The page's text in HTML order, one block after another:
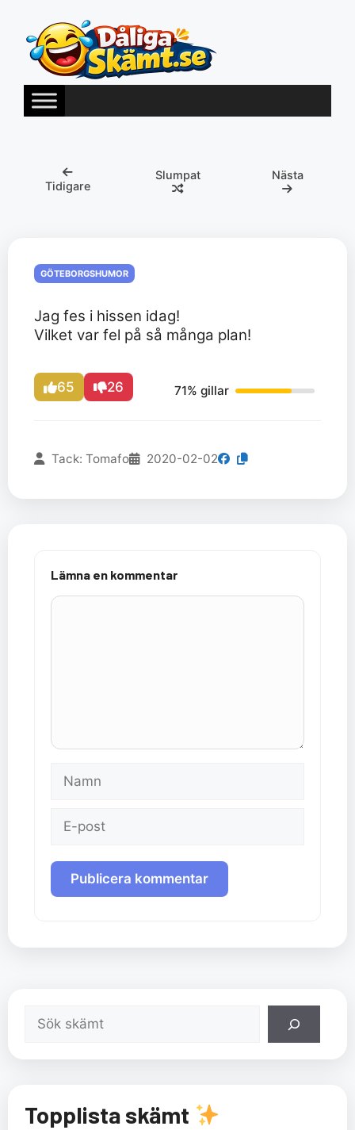
innehåll
Tidigare
Slumpat Nästa
GÖTEBORGSHUMOR
Jag fes i hissen idag!
Vilket var fel på så många plan!
65 26 71% gillar
Tack: Tomafo 2020-02-02
Lämna en kommentar
Kommentar
Namn
Sök
Topplista skämt